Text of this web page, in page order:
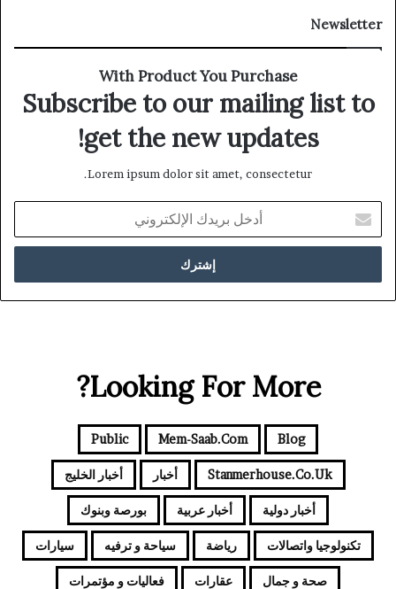
Newsletter
With Product You Purchase
Subscribe to our mailing list to
get the new updates!
Lorem ipsum dolor sit amet, consectetur.
بريدك
الإلكتروني
Looking For More?
Blog
Mem-Saab.com
Public
Stanmerhouse.co.uk أخبار أخبار الخليج
أخبار دولية أخبار عربية بورصة وبنوك
تكنولوجيا واتصالات رياضة سياحة و ترفيه سيارات
صحة و جمال عقارات فعاليات و مؤتمرات